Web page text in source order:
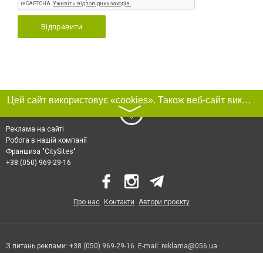
Відправити
Цей сайт використовує «cookies». Також веб-сайт використовує інтернет-сервіс для збору технічних даних стосовно відвідувачів з метою отримання маркетингової та статистичної інформації. Умови обробки даних відвідувачів сайту див.
〉
Реклама на сайті
Робота в нашій компанії
Франшиза "CitySites"
+38 (050) 969-29-16
Про нас Контакти Автори проєкту
З питань реклами: +38 (050) 969-29-16. E-mail: reklama@056.ua